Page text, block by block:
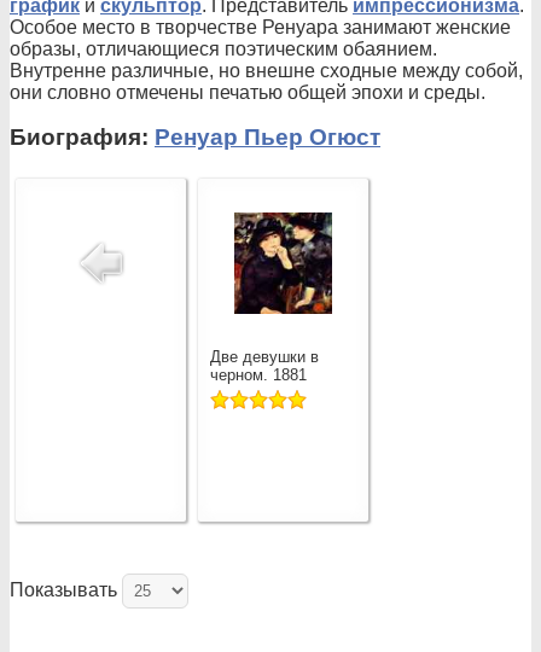
график и скульптор. Представитель импрессионизма.
Особое место в творчестве Ренуара занимают женские
образы, отличающиеся поэтическим обаянием.
Внутренне различные, но внешне сходные между собой,
они словно отмечены печатью общей эпохи и среды.
Биография: Ренуар Пьер Огюст
Две девушки в
черном. 1881
Показывать